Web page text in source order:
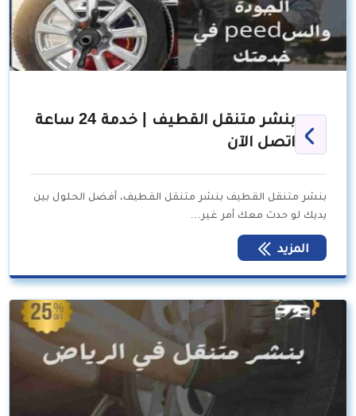
بنشر متنقل القطيف | خدمة 24 ساعة
اتصل الآن
بنشر متنقل القطيف بنشر متنقل القطيف، أفضل الحلول بين
يديك لو حدث معك أمر غير…
المزيد